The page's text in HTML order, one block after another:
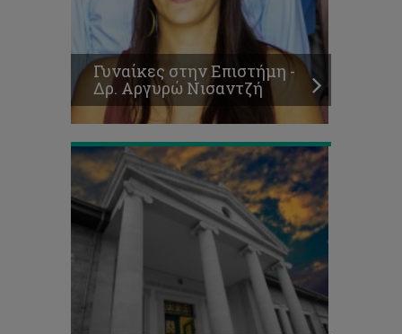
Γυναίκες στην Επιστήμη -
Δρ. Αργυρώ Νισαντζή
διδασκαλία
και
η
χρήση
νέων
τεχνολογιών